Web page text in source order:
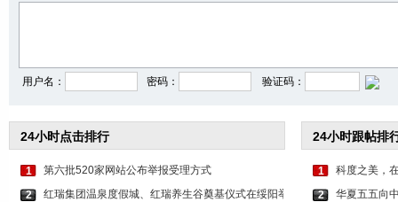
用户名： 密码： 验证码：
24小时点击排行
1
第六批520家网站公布举报受理方式
2
红瑞集团温泉度假城、红瑞养生谷奠基仪式在绥阳举
24小时跟帖排
1
科度之美，
2
华夏五五向